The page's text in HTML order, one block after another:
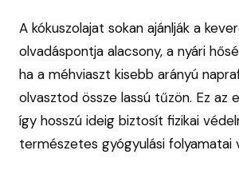
A kókuszolajat sokan ajánlják a
olvadáspontja alacsony, a nyári
ha a méhviaszt kisebb arányú
olvasztod össze lassú tűzön. Ez
így hosszú ideig biztosít fizikai
természetes gyógyulási folyamatai